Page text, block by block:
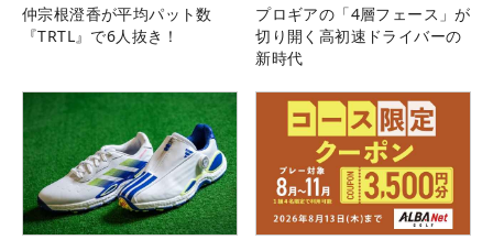
仲宗根澄香が平均パット数
『TRTL』で6人抜き！
プロギアの「4層フェース」が
切り開く高初速ドライバーの
新時代